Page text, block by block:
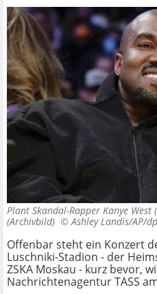
Plant Skandal-Rapper Kanye
(Archivbild) ©Ashley Landis/AP/
Offenbar steht ein Konzert
Luschniki-Stadion - der
ZSKA Moskau - kurz bevor,
Nachrichtenagentur TASS